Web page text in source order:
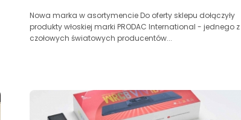
Nowa marka w asortymencie Do oferty sklepu dołączyły
produkty włoskiej marki PRODAC International - jednego z
czołowych światowych producentów...